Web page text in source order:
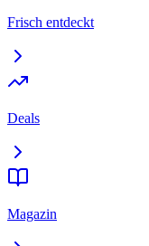
Frisch entdeckt
Deals
Magazin